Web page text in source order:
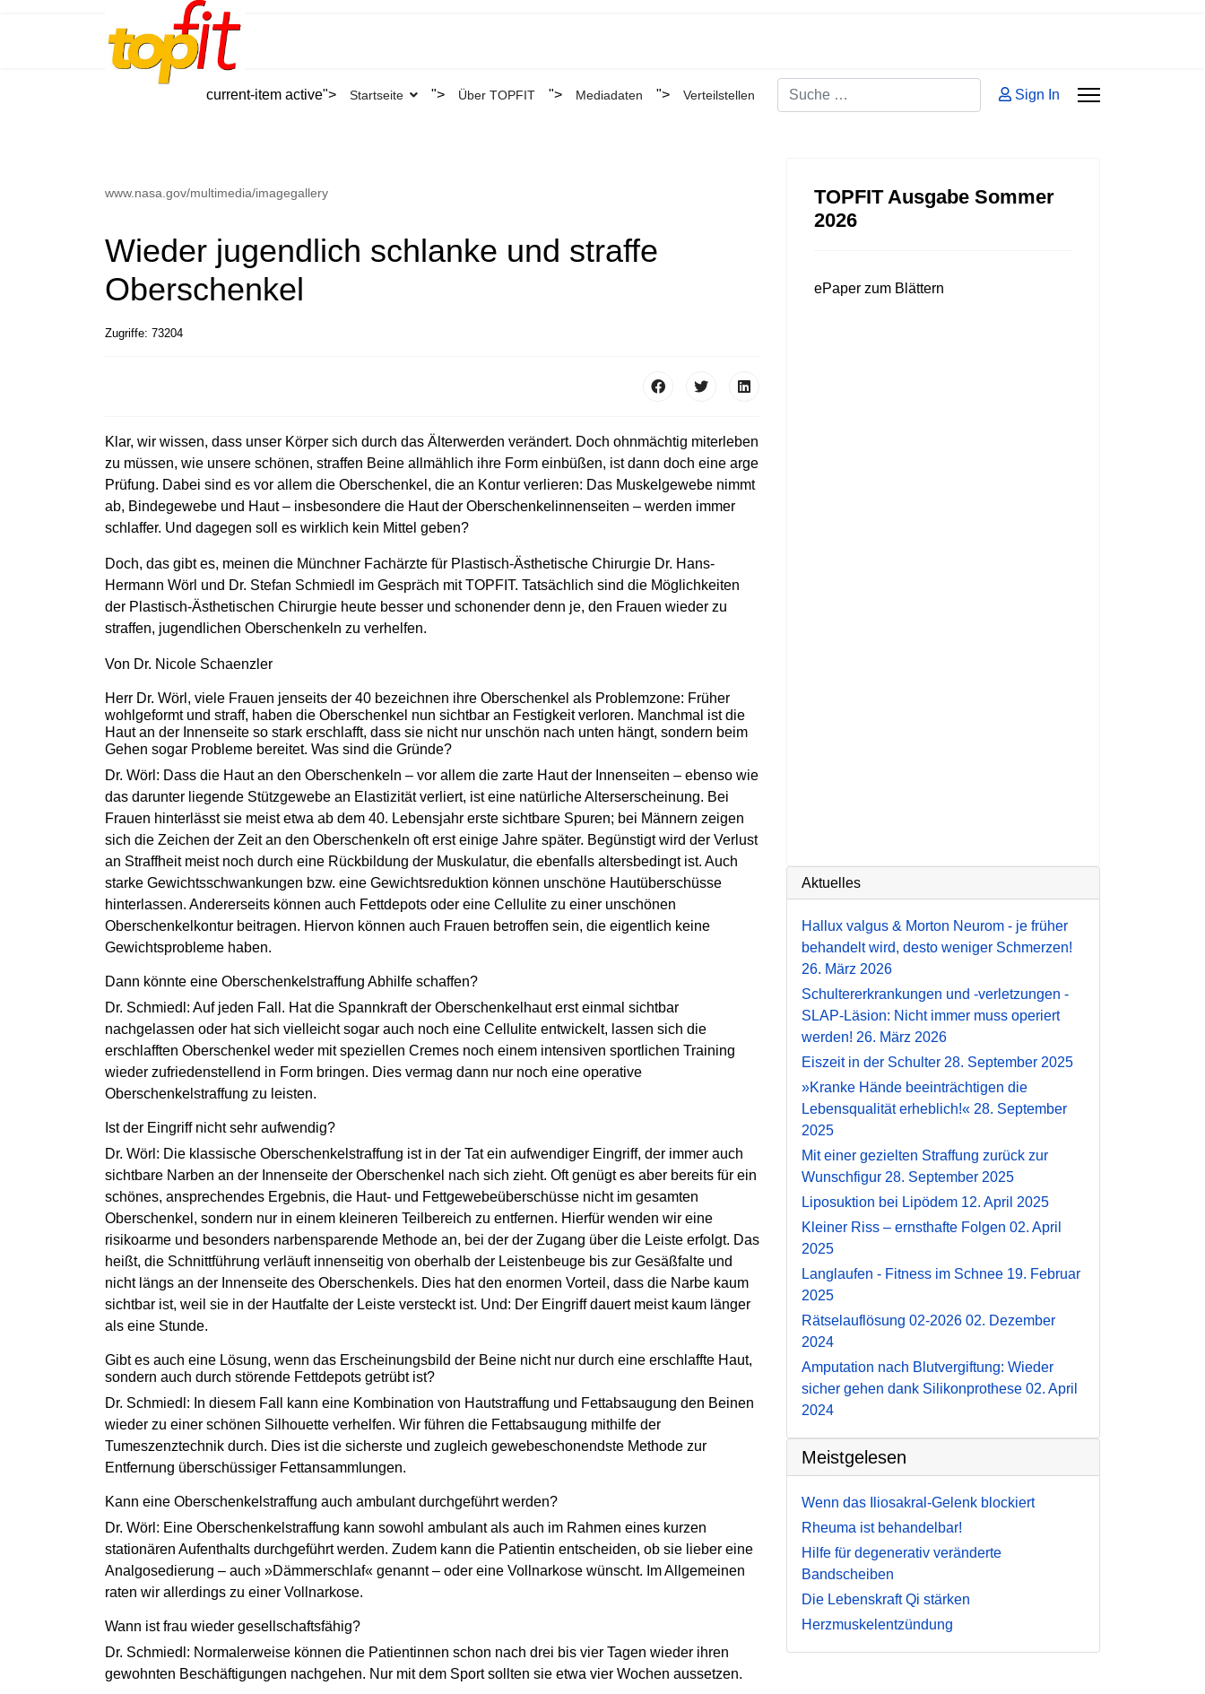
current-item active"> Startseite "> Über TOPFIT "> Mediadaten "> Verteilstellen Suchen Sign In
www.nasa.gov/multimedia/imagegallery
Wieder jugendlich schlanke und straffe
Oberschenkel
Zugriffe: 73204
Klar, wir wissen, dass unser Körper sich durch das Älterwerden verändert. Doch ohnmächtig miterleben
zu müssen, wie unsere schönen, straffen Beine allmählich ihre Form einbüßen, ist dann doch eine arge
Prüfung. Dabei sind es vor allem die Oberschenkel, die an Kontur verlieren: Das Muskelgewebe nimmt
ab, Bindegewebe und Haut – insbesondere die Haut der Oberschenkelinnenseiten – werden immer
schlaffer. Und dagegen soll es wirklich kein Mittel geben?
Doch, das gibt es, meinen die Münchner Fachärzte für Plastisch-Ästhetische Chirurgie Dr. Hans-
Hermann Wörl und Dr. Stefan Schmiedl im Gespräch mit ­TOPFIT. Tatsächlich sind die Möglichkeiten
der Plastisch-Ästhetischen Chirurgie heute besser und schonender denn je, den Frauen wieder zu
straffen, jugendlichen Oberschenkeln zu verhelfen.
Von Dr. Nicole Schaenzler
Herr Dr. Wörl, viele Frauen jenseits der 40 bezeichnen ihre Oberschenkel als Problemzone: Früher
wohlgeformt und straff, haben die Oberschenkel nun sichtbar an Festigkeit verloren. Manchmal ist die
Haut an der Innenseite so stark erschlafft, dass sie nicht nur unschön nach unten hängt, sondern beim
Gehen sogar Probleme bereitet. Was sind die Gründe?
Dr. Wörl: Dass die Haut an den Oberschenkeln – vor allem die zarte Haut der Innenseiten – ebenso wie
das darunter liegende Stützgewebe an Elastizität verliert, ist eine natürliche Alterserscheinung. Bei
Frauen hinterlässt sie meist etwa ab dem 40. Lebensjahr erste sichtbare Spuren; bei Männern zeigen
sich die Zeichen der Zeit an den Oberschenkeln oft erst einige Jahre später. Begünstigt wird der Verlust
an Straffheit meist noch durch eine Rückbildung der Muskulatur, die ebenfalls altersbedingt ist. Auch
starke Gewichtsschwankungen bzw. eine Gewichtsreduktion können unschöne Hautüberschüsse
hinterlassen. Andererseits können auch Fettdepots oder eine Cellulite zu einer unschönen
Oberschenkelkontur beitragen. Hiervon können auch Frauen betroffen sein, die ­eigentlich keine
Gewichtsprobleme haben.
Dann könnte eine Oberschenkelstraffung Abhilfe schaffen?
Dr. Schmiedl: Auf jeden Fall. Hat die Spannkraft der Oberschenkelhaut erst einmal sichtbar
nachgelassen oder hat sich vielleicht sogar auch noch eine Cellulite entwickelt, lassen sich die
erschlafften Oberschenkel weder mit speziellen Cremes noch einem intensiven sport­lichen Training
wieder zufriedenstellend in Form bringen. Dies vermag dann nur noch eine operative
Oberschenkelstraffung zu leisten.
Ist der Eingriff nicht sehr aufwendig?
Dr. Wörl: Die klassische Oberschenkelstraffung ist in der Tat ein aufwendiger Eingriff, der immer auch
sichtbare Narben an der Innenseite der Oberschenkel nach sich zieht. Oft genügt es aber bereits für ein
schönes, ansprechendes Ergebnis, die Haut- und Fettgewebeüberschüsse nicht im gesamten
Oberschenkel, sondern nur in einem kleineren Teilbereich zu entfernen. Hierfür wenden wir eine
risikoarme und besonders narbensparende Methode an, bei der der Zugang über die Leiste erfolgt. Das
heißt, die Schnittführung verläuft innenseitig von oberhalb der Leistenbeuge bis zur Gesäßfalte und
nicht längs an der Innenseite des Oberschenkels. Dies hat den enormen Vorteil, dass die Narbe kaum
sichtbar ist, weil sie in der Hautfalte der Leiste versteckt ist. Und: Der Eingriff dauert meist kaum länger
als eine Stunde.
Gibt es auch eine Lösung, wenn das Erscheinungsbild der Beine nicht nur durch eine erschlaffte Haut,
sondern auch durch störende Fettdepots getrübt ist?
Dr. Schmiedl: In diesem Fall kann eine Kombination von Hautstraffung und Fettabsaugung den Beinen
wieder zu einer schönen Silhouette verhelfen. Wir führen die Fettabsaugung mithilfe der
Tumeszenztechnik durch. Dies ist die sicherste und zugleich gewebeschonendste Methode zur
Entfernung überschüssiger Fettansammlungen.
Kann eine Oberschenkelstraffung auch ­ambulant durchgeführt werden?
Dr. Wörl: Eine Oberschenkelstraffung kann sowohl ambulant als auch im Rahmen eines kurzen
stationären Aufenthalts durchgeführt werden. Zudem kann die Patientin entscheiden, ob sie lieber eine
Analgosedierung – auch »Dämmerschlaf« genannt – oder eine Vollnarkose wünscht. Im Allgemeinen
raten wir allerdings zu einer Vollnarkose.
Wann ist frau wieder gesellschaftsfähig?
Dr. Schmiedl: Normalerweise können die Patientinnen schon nach drei bis vier Tagen wieder ihren
gewohnten Beschäftigungen nachgehen. Nur mit dem Sport sollten sie etwa vier Wochen aussetzen.
TOPFIT Ausgabe Sommer
2026
ePaper zum Blättern
Aktuelles
Hallux valgus & Morton Neurom - je früher
behandelt wird, desto weniger Schmerzen!
26. März 2026
Schultererkrankungen und -verletzungen -
SLAP-Läsion: Nicht immer muss operiert
werden! 26. März 2026
Eiszeit in der Schulter 28. September 2025
»Kranke Hände beeinträchtigen die
Lebensqualität erheblich!« 28. September
2025
Mit einer gezielten Straffung zurück zur
Wunschfigur 28. September 2025
Liposuktion bei Lipödem 12. April 2025
Kleiner Riss – ernsthafte Folgen 02. April
2025
Langlaufen - Fitness im Schnee 19. Februar
2025
Rätselauflösung 02-2026 02. Dezember
2024
Amputation nach Blutvergiftung: Wieder
sicher gehen dank Silikonprothese 02. April
2024
Meistgelesen
Wenn das Iliosakral-Gelenk blockiert
Rheuma ist behandelbar!
Hilfe für degenerativ veränderte
Bandscheiben
Die Lebenskraft Qi stärken
Herzmuskelentzündung